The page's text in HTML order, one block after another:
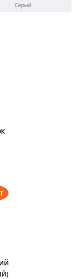
Серый